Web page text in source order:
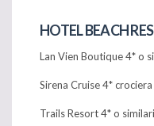
HOTEL BEACH
Lan Vien Boutique 4* o
Sirena Cruise 4*
Trails Resort 4* o